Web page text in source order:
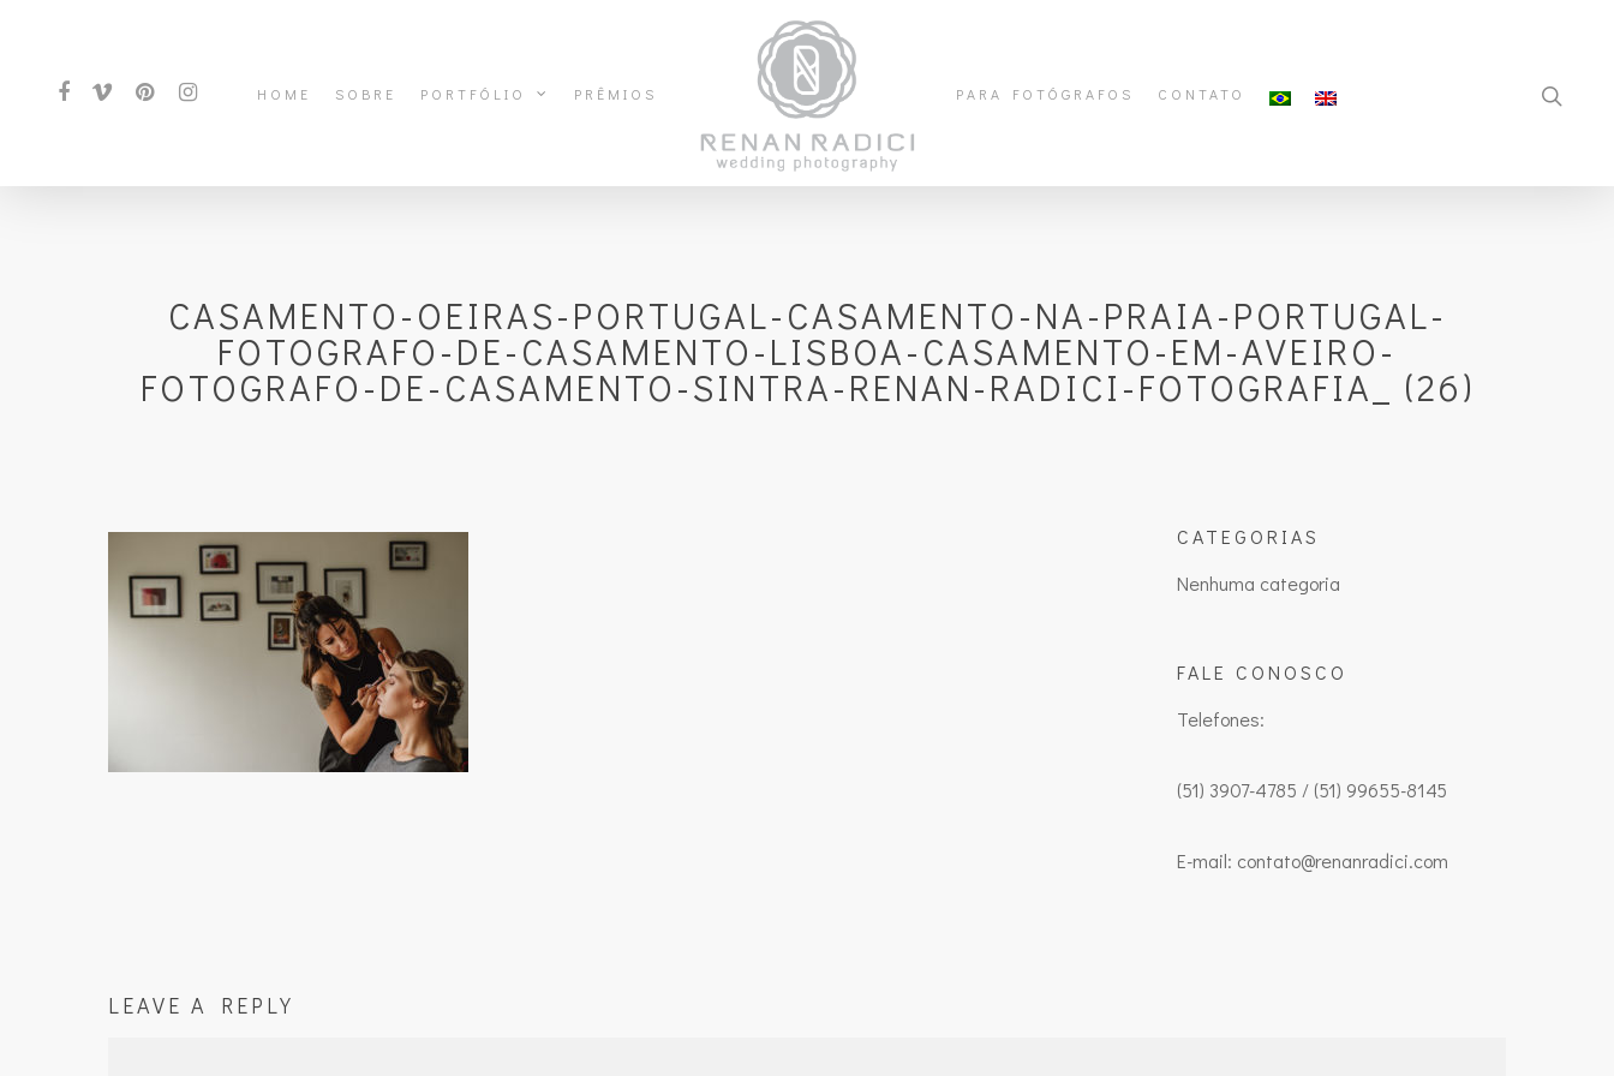
HOME SOBRE PORTFÓLIO PRÊMIOS PARA FOTÓGRAFOS CONTATO
CASAMENTO-OEIRAS-PORTUGAL-CASAMENTO-NA-PRAIA-PORTUGAL-
FOTOGRAFO-DE-CASAMENTO-LISBOA-CASAMENTO-EM-AVEIRO-
FOTOGRAFO-DE-CASAMENTO-SINTRA-RENAN-RADICI-FOTOGRAFIA_ (26)
CATEGORIAS
Nenhuma categoria
FALE CONOSCO
Telefones:
(51) 3907-4785 / (51) 99655-8145
E-mail: contato@renanradici.com
LEAVE A REPLY